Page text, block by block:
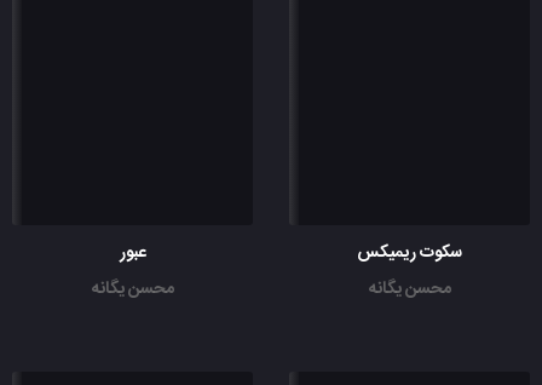
سکوت ریمیکس
محسن یگانه
عبور
محسن یگانه